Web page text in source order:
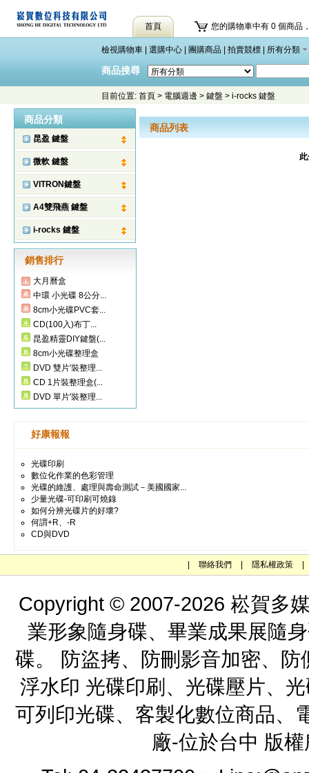
首頁 您的購物車中有 0 個商品
檢視購物車 選購中心 團購商品 拍賣競標 所有分類
商品搜尋
目前位置: 首頁 > 電腦週邊 > 鍵盤 > i-rocks 鍵盤
商品分類
昆盈 鍵盤
微軟 鍵盤
VITRON鍵盤
A4雙飛燕 鍵盤
i-rocks 鍵盤
銷售排行
大月曆盒
中環 小光碟 8公分...
8cm小光碟PVC套...
CD(100入)布丁...
昆盈精靈DIY鍵盤(...
8cm小光碟整理盒
DVD 雙片'裝整理...
CD 1片裝整理盒(...
DVD 單片'裝整理...
商品列表
好康報報
光碟印刷
數位化作業的色彩管理
光碟的維護、處理與壽命測試－美國國家...
少量光碟-可印刷可燒錄
如何分辨光碟片的好壞?
何謂+R、-R
CD與DVD
聯絡我們 隱私權政策
Copyright © 2007-2026 崧賀多
業形象隨身碟、畢業成果展隨
碟。 防盜拷、防刪影音加密、
浮水印 光碟印刷、光碟壓片、
可列印光碟、客製化數位商品、
廠-位於台中 版